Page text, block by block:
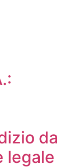
da
legale